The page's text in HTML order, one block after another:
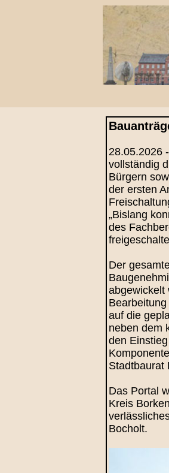
28.05.2026
vollständig
Bürgern
der ersten
„Bislang
des
Der
abgewickelt
auf die
neben dem
den
Stadtbaurat
Das Portal
Kreis
Bocholt.